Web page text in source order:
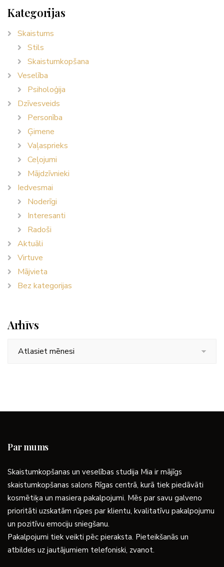
Kategorijas
Skaistums
Stils
Skaistumkopšana
Veselība
Psiholoģija
Dzīvesveids
Personība
Ģimene
Vaļasprieks
Ceļojumi
Mājdzīvnieki
Iedvesmai
Noderīgi
Interesanti
Radoši
Aktuāli
Virtuve
Mājvieta
Bez kategorijas
Arhīvs
Par mums
Skaistumkopšanas un veselības studija Mia ir mājīgs
skaistumkopšanas salons Rīgas centrā, kurā tiek piedāvāti
kosmētiķa un masiera pakalpojumi. Mēs par savu galveno
prioritāti uzskatām rūpes par klientu, kvalitatīvu pakalpojumu
un pozitīvu emociju sniegšanu.
Pakalpojumi tiek veikti pēc pieraksta. Pieteikšanās un
atbildes uz jautājumiem telefoniski, zvanot.